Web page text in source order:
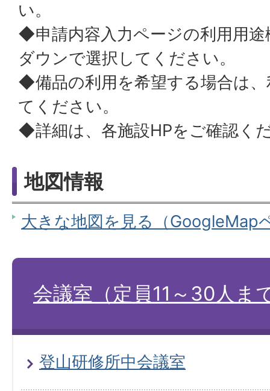
い。
◆申請内容入力ページの利用用
ダウンで選択してください。
◆備品の利用を希望する場合は
てください。
◆詳細は、各施設HPをご確認く
地図情報
大きな地図を見る（GoogleMap
会議室（定員11～30人ま
登山研修所中会議室